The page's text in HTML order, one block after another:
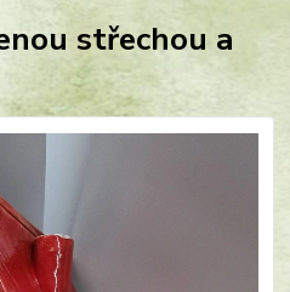
střechou a